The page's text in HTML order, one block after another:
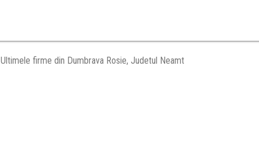
Ultimele firme din Dumbrava Rosie, Judetul Neamt